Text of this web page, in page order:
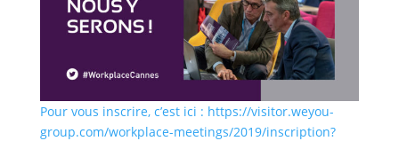
Pour vous inscrire, c’est ici : https://visitor.weyou-
group.com/workplace-meetings/2019/inscription?